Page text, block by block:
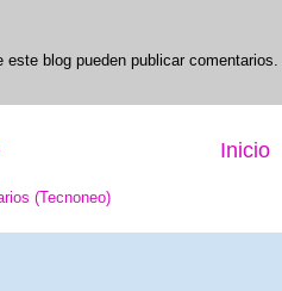
este blog pueden publicar comentarios.
Inicio
(Tecnoneo)